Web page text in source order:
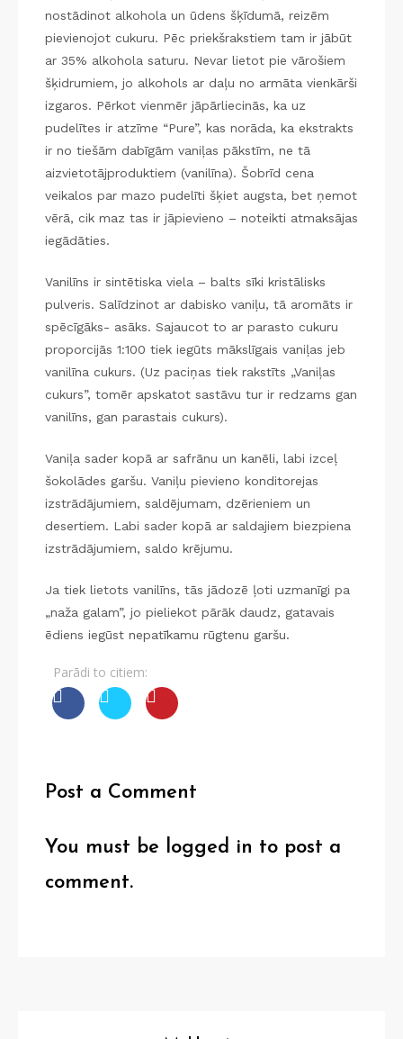
nostādinot alkohola un ūdens šķīdumā, reizēm
pievienojot cukuru. Pēc priekšrakstiem tam ir jābūt
ar 35% alkohola saturu. Nevar lietot pie vārošiem
šķidrumiem, jo alkohols ar daļu no armāta vienkārši
izgaros. Pērkot vienmēr jāpārliecinās, ka uz
pudelītes ir atzīme “Pure”, kas norāda, ka ekstrakts
ir no tiešām dabīgām vaniļas pākstīm, ne tā
aizvietotājproduktiem (vanilīna). Šobrīd cena
veikalos par mazo pudelīti šķiet augsta, bet ņemot
vērā, cik maz tas ir jāpievieno – noteikti atmaksājas
iegādāties.
Vanilīns ir sintētiska viela – balts sīki kristālisks
pulveris. Salīdzinot ar dabisko vaniļu, tā aromāts ir
spēcīgāks- asāks. Sajaucot to ar parasto cukuru
proporcijās 1:100 tiek iegūts mākslīgais vaniļas jeb
vanilīna cukurs. (Uz paciņas tiek rakstīts „Vaniļas
cukurs”, tomēr apskatot sastāvu tur ir redzams gan
vanilīns, gan parastais cukurs).
Vaniļa sader kopā ar safrānu un kanēli, labi izceļ
šokolādes garšu. Vaniļu pievieno konditorejas
izstrādājumiem, saldējumam, dzērieniem un
desertiem. Labi sader kopā ar saldajiem biezpiena
izstrādājumiem, saldo krējumu.
Ja tiek lietots vanilīns, tās jādozē ļoti uzmanīgi pa
„naža galam”, jo pieliekot pārāk daudz, gatavais
ēdiens iegūst nepatīkamu rūgtenu garšu.
Parādi to citiem:
Post a Comment
You must be logged in to post a
comment.